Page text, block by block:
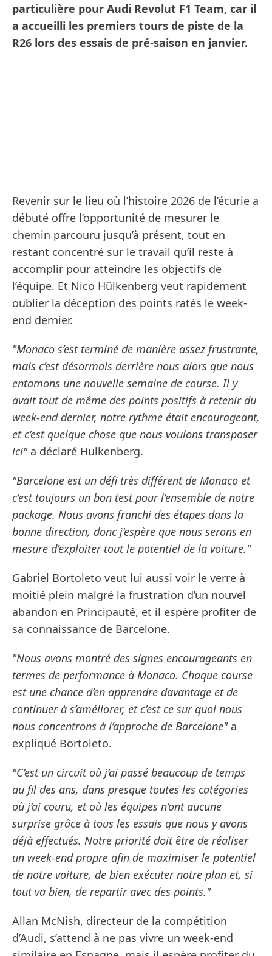
particulière pour Audi Revolut F1 Team, car il
a accueilli les premiers tours de piste de la
R26 lors des essais de pré-saison en janvier.
Revenir sur le lieu où l’histoire 2026 de l’écurie a
débuté offre l’opportunité de mesurer le
chemin parcouru jusqu’à présent, tout en
restant concentré sur le travail qu’il reste à
accomplir pour atteindre les objectifs de
l’équipe. Et Nico Hülkenberg veut rapidement
oublier la déception des points ratés le week-
end dernier.
"Monaco s’est terminé de manière assez frustrante,
mais c’est désormais derrière nous alors que nous
entamons une nouvelle semaine de course. Il y
avait tout de même des points positifs à retenir du
week-end dernier, notre rythme était encourageant,
et c’est quelque chose que nous voulons transposer
ici"a déclaré Hülkenberg.
"Barcelone est un défi très différent de Monaco et
c’est toujours un bon test pour l’ensemble de notre
package. Nous avons franchi des étapes dans la
bonne direction, donc j’espère que nous serons en
mesure d’exploiter tout le potentiel de la voiture."
Gabriel Bortoleto veut lui aussi voir le verre à
moitié plein malgré la frustration d’un nouvel
abandon en Principauté, et il espère profiter de
sa connaissance de Barcelone.
"Nous avons montré des signes encourageants en
termes de performance à Monaco. Chaque course
est une chance d’en apprendre davantage et de
continuer à s’améliorer, et c’est ce sur quoi nous
nous concentrons à l’approche de Barcelone"a
expliqué Bortoleto.
"C’est un circuit où j’ai passé beaucoup de temps
au fil des ans, dans presque toutes les catégories
où j’ai couru, et où les équipes n’ont aucune
surprise grâce à tous les essais que nous y avons
déjà effectués. Notre priorité doit être de réaliser
un week-end propre afin de maximiser le potentiel
de notre voiture, de bien exécuter notre plan et, si
tout va bien, de repartir avec des points."
Allan McNish, directeur de la compétition
d’Audi, s’attend à ne pas vivre un week-end